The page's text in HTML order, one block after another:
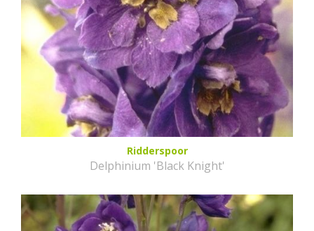
Ridderspoor
Delphinium 'Black Knight'